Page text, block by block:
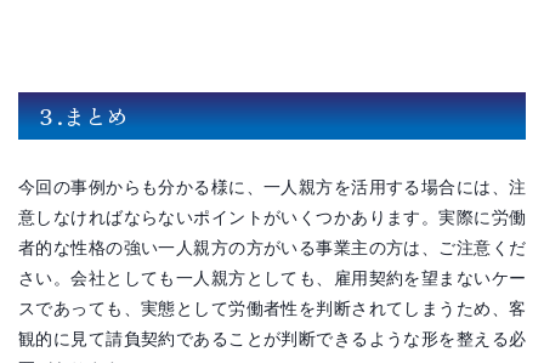
３.まとめ
今回の事例からも分かる様に、一人親方を活用する場合には、注
意しなければならないポイントがいくつかあります。実際に労働
者的な性格の強い一人親方の方がいる事業主の方は、ご注意くだ
さい。会社としても一人親方としても、雇用契約を望まないケー
スであっても、実態として労働者性を判断されてしまうため、客
観的に見て請負契約であることが判断できるような形を整える必